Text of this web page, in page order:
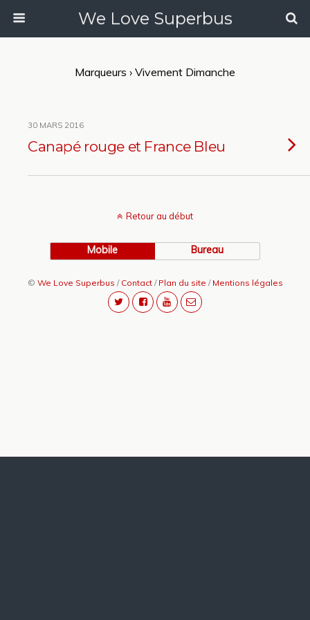
We Love Superbus
Marqueurs › Vivement Dimanche
30 MARS 2016
Canapé rouge et France Bleu
Retour au début
Mobile Bureau
© We Love Superbus / Contact/ Plan du site / Mentions légales